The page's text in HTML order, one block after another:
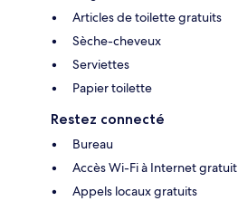
Articles de toilette gratuits
Sèche-cheveux
Serviettes
Papier toilette
Restez connecté
Bureau
Accès Wi-Fi à Internet gratuit
Appels locaux gratuits